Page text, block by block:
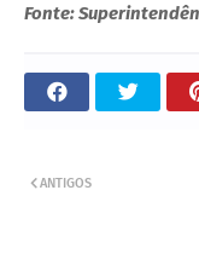
Fonte:
ANTIGOS